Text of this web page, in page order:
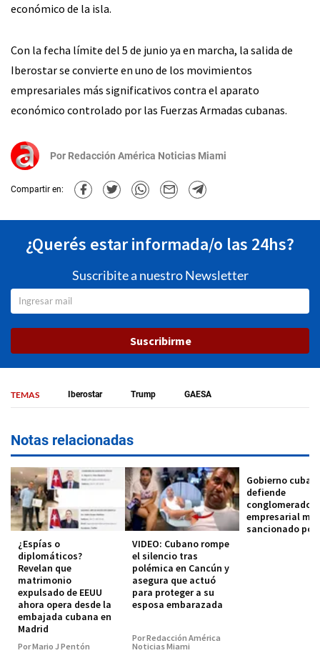
económico de la isla.
Con la fecha límite del 5 de junio ya en marcha, la salida de
Iberostar se convierte en uno de los movimientos
empresariales más significativos contra el aparato
económico controlado por las Fuerzas Armadas cubanas.
Por Redacción América Noticias Miami
Compartir en:
¿Querés estar informada/o las 24hs?
Suscribite a nuestro Newsletter
Suscribirme
TEMAS Iberostar Trump GAESA
Notas relacionadas
¿Espías o
diplomáticos?
Revelan que
matrimonio
expulsado de EEUU
ahora opera desde la
embajada cubana en
Madrid
Por Mario J Pentón
VIDEO: Cubano rompe
el silencio tras
polémica en Cancún y
asegura que actuó
para proteger a su
esposa embarazada
Por Redacción América
Noticias Miami
Gobierno
defiende
conglomerado
empresarial
sancionado por